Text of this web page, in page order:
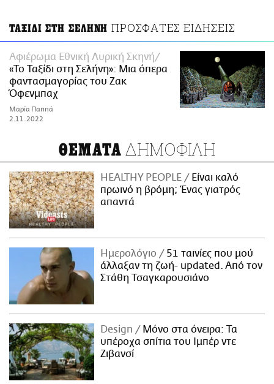
ΤΑΞΙΔΙ ΣΤΗ ΣΕΛΗΝΗ ΠΡΟΣΦΑΤΕΣ ΕΙΔΗΣΕΙΣ
Αφιέρωμα Εθνική Λυρική Σκηνή
«Το Ταξίδι στη Σελήνη»: Μια όπερα
φαντασμαγορίας του Ζακ
Όφενμπαχ
Μαρία Παππά
2.11.2022
ΘΕΜΑΤΑ ΔΗΜΟΦΙΛΗ
HEALTHY PEOPLE
Είναι καλό
πρωινό η βρόμη; Ένας γιατρός
απαντά
Ημερολόγιο
51 ταινίες που μού
άλλαξαν τη ζωή- updated. Aπό τον
Στάθη Τσαγκαρουσιάνο
Design
Μόνο στα όνειρα: Τα
υπέροχα σπίτια του Ιμπέρ ντε
Ζιβανσί